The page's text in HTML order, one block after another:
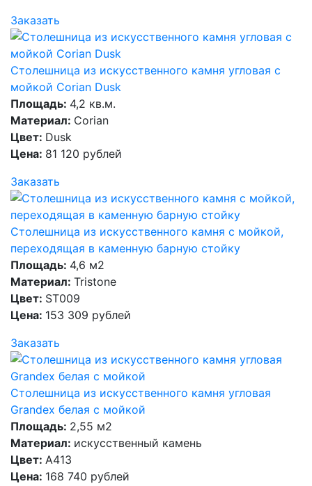
Заказать
Столешница из искусственного камня угловая с
мойкой Corian Dusk
Площадь: 4,2 кв.м.
Материал: Corian
Цвет: Dusk
Цена: 81 120 рублей
Заказать
Столешница из искусственного камня с мойкой,
переходящая в каменную барную стойку
Площадь: 4,6 м2
Материал: Tristone
Цвет: ST009
Цена: 153 309 рублей
Заказать
Столешница из искусственного камня угловая
Grandex белая с мойкой
Площадь: 2,55 м2
Материал: искусственный камень
Цвет: A413
Цена: 168 740 рублей